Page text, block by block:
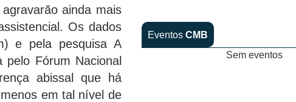
ainda mais
Os dados
e pela pesquisa A
pelo Fórum Nacional
abissal que há
em tal nível de
Eventos CMB
Sem eventos